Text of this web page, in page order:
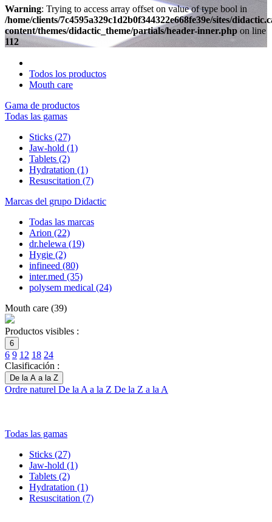
Warning: Trying to access array offset on value of type bool in
/home/clients/7c4595a329c1d2b0f344322e668fe39e/sites/
content/themes/didactic_theme/partials/header-inner.php on line
112
Todos los productos
Mouth care
Gama de productos
Todas las gamas
Sticks (27)
Jaw-hold (1)
Tablets (2)
Hydratation (1)
Resuscitation (7)
Marcas del grupo Didactic
Todas las marcas
Arion (22)
dr.helewa (19)
Hygie (2)
infineed (80)
inter.med (35)
polysem medical (24)
Mouth care (39)
Productos visibles :
6
6 9 12 18 24
Clasificación :
De la A a la Z
Ordre naturel De la A a la Z De la Z a la A
Todas las gamas
Sticks (27)
Jaw-hold (1)
Tablets (2)
Hydratation (1)
Resuscitation (7)